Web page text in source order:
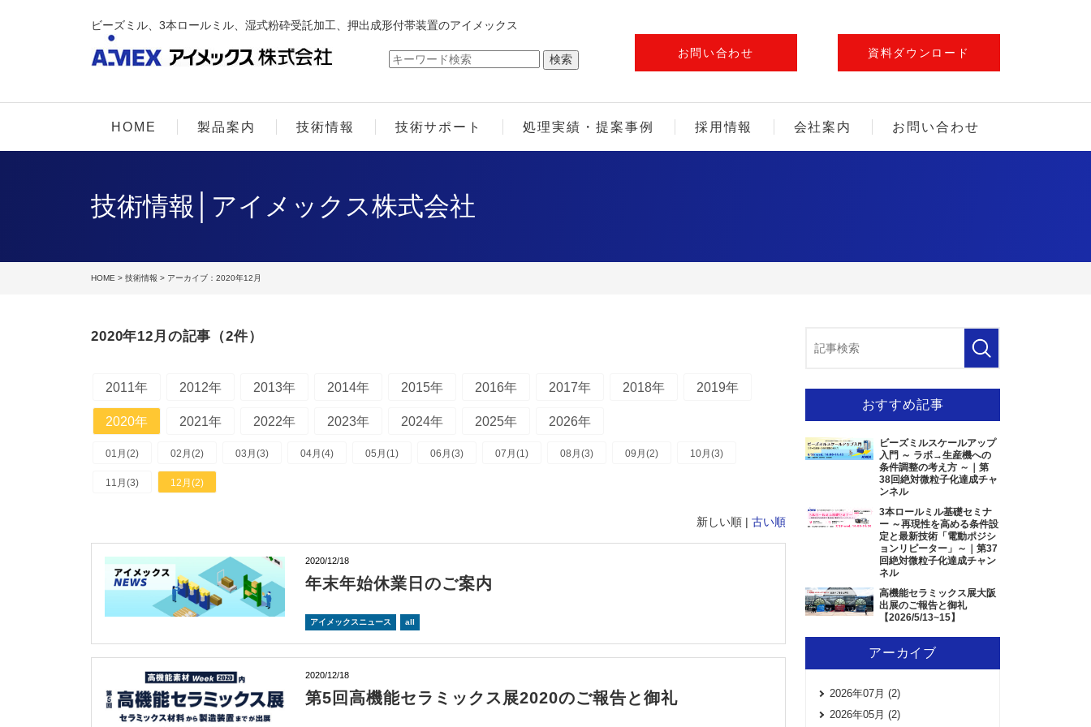
ビーズミル、3本ロールミル、湿式粉砕受託加工、押出成形付帯装置のアイメックス
お問い合わせ 資料ダウンロード
HOME 製品案内 技術情報 技術サポート 処理実績・提案事例 採用情報 会社案内 お問い合わせ
技術情報│アイメックス株式会社
HOME > 技術情報 > アーカイブ：2020年12月
2020年12月の記事（2件）
2011年 2012年 2013年 2014年 2015年 2016年 2017年 2018年 2019年
2020年 2021年 2022年 2023年 2024年 2025年 2026年
01月(2) 02月(2) 03月(3) 04月(4) 05月(1) 06月(3) 07月(1) 08月(3) 09月(2) 10月(3)
11月(3) 12月(2)
新しい順 | 古い順
2020/12/18
年末年始休業日のご案内
アイメックスニュース all
2020/12/18
第5回高機能セラミックス展2020のご報告と御礼
おすすめ記事
ビーズミルスケールアップ
入門 ～ ラボ→生産機への
条件調整の考え方 ～｜第
38回絶対微粒子化達成チャ
ンネル
3本ロールミル基礎セミナ
ー ～再現性を高める条件設
定と最新技術「電動ポジシ
ョンリピーター」～｜第37
回絶対微粒子化達成チャン
ネル
高機能セラミックス展大阪
出展のご報告と御礼
【2026/5/13~15】
アーカイブ
2026年07月 (2)
2026年05月 (2)